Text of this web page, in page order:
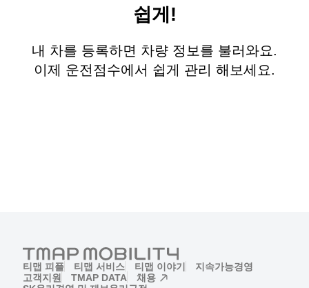
쉽게!
내 차를 등록하면 차량 정보를 불러와요.
이제 운전점수에서 쉽게 관리 해보세요.
티맵 피플 티맵 서비스 티맵 이야기
지속가능경영
고객지원
TMAP DATA 채용
(새창)